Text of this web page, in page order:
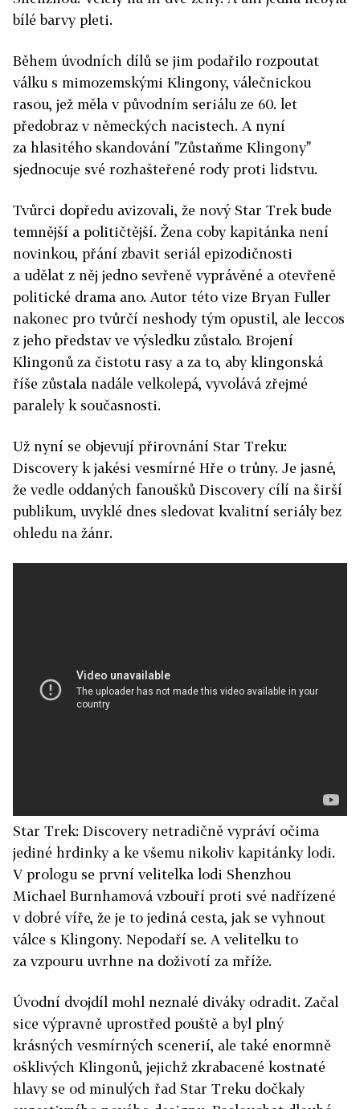
bílé barvy pleti.
Během úvodních dílů se jim podařilo rozpoutat
válku s mimozemskými Klingony, válečnickou
rasou, jež měla v původním seriálu ze 60. let
předobraz v německých nacistech. A nyní
za hlasitého skandování "Zůstaňme Klingony"
sjednocuje své rozhašteřené rody proti lidstvu.
Tvůrci dopředu avizovali, že nový Star Trek bude
temnější a političtější. Žena coby kapitánka není
novinkou, přání zbavit seriál epizodičnosti
a udělat z něj jedno sevřeně vyprávěné a otevřeně
politické drama ano. Autor této vize Bryan Fuller
nakonec pro tvůrčí neshody tým opustil, ale leccos
z jeho představ ve výsledku zůstalo. Brojení
Klingonů za čistotu rasy a za to, aby klingonská
říše zůstala nadále velkolepá, vyvolává zřejmé
paralely k současnosti.
Už nyní se objevují přirovnání Star Treku:
Discovery k jakési vesmírné Hře o trůny. Je jasné,
že vedle oddaných fanoušků Discovery cílí na širší
publikum, uvyklé dnes sledovat kvalitní seriály bez
ohledu na žánr.
Star Trek: Discovery netradičně vypráví očima
jediné hrdinky a ke všemu nikoliv kapitánky lodi.
V prologu se první velitelka lodi Shenzhou
Michael Burnhamová vzbouří proti své nadřízené
v dobré víře, že je to jediná cesta, jak se vyhnout
válce s Klingony. Nepodaří se. A velitelku to
za vzpouru uvrhne na doživotí za mříže.
Úvodní dvojdíl mohl neznalé diváky odradit. Začal
sice výpravně uprostřed pouště a byl plný
krásných vesmírných scenerií, ale také enormně
ošklivých Klingonů, jejichž zkrabacené kostnaté
hlavy se od minulých řad Star Treku dočkaly